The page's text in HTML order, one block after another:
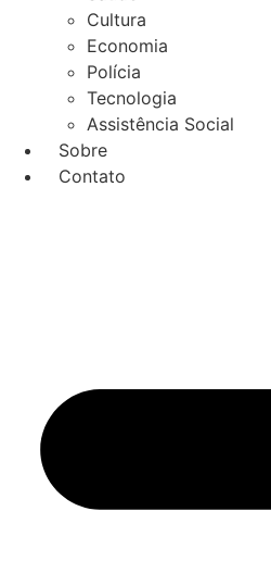
Cultura
Economia
Polícia
Tecnologia
Assistência Social
Sobre
Contato